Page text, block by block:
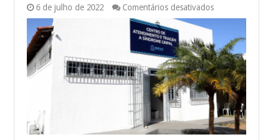
6 de julho de 2022 Comentários desativadosem
Síndrome
onde
e
como
buscar
atendimento
em
Aracaju